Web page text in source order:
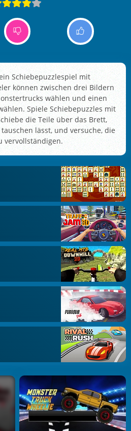
Schiebepuzzlespiel mit
können zwischen drei Bildern
wählen und einen
Spiele Schiebepuzzles mit
die Teile über das Brett,
lässt, und versuche, die
vervollständigen.